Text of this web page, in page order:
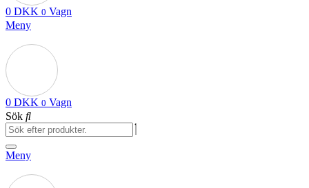
0 DKK 0 Vagn
Meny
0 DKK 0 Vagn
Sök
Meny